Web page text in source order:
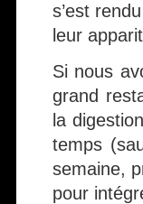
s’est
leur
Si nous
grand
la
temps
semaine,
pour